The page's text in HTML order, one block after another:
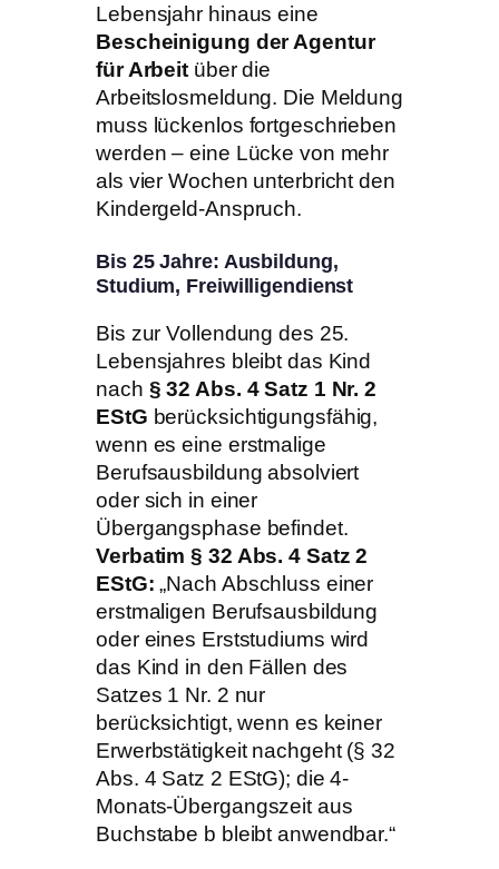
Lebensjahr hinaus eine
Bescheinigung der Agentur
für Arbeit über die
Arbeitslosmeldung. Die Meldung
muss lückenlos fortgeschrieben
werden – eine Lücke von mehr
als vier Wochen unterbricht den
Kindergeld-Anspruch.
Bis 25 Jahre: Ausbildung,
Studium, Freiwilligendienst
Bis zur Vollendung des 25.
Lebensjahres bleibt das Kind
nach § 32 Abs. 4 Satz 1 Nr. 2
EStG berücksichtigungsfähig,
wenn es eine erstmalige
Berufsausbildung absolviert
oder sich in einer
Übergangsphase befindet.
Verbatim § 32 Abs. 4 Satz 2
EStG: „Nach Abschluss einer
erstmaligen Berufsausbildung
oder eines Erststudiums wird
das Kind in den Fällen des
Satzes 1 Nr. 2 nur
berücksichtigt, wenn es keiner
Erwerbstätigkeit nachgeht (§ 32
Abs. 4 Satz 2 EStG); die 4-
Monats-Übergangszeit aus
Buchstabe b bleibt anwendbar.“